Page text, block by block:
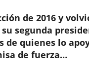
de 2016 y
segunda
de quienes lo
de fuerza…